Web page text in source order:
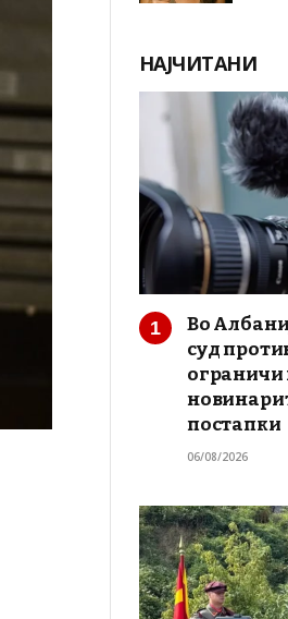
НАЈЧИТАНИ
Во
суд
ограничи
постапки
06/08/2026